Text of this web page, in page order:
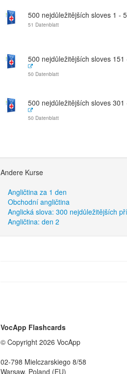
500 nejdůležitějších sloves 1 -
51 Datenblatt
500 nejdůležitějších sloves 151
50 Datenblatt
500 nejdůležitějších sloves 301
50 Datenblatt
Andere Kurse
Angličtina za 1 den
Obchodní angličtina
Anglická slova: 300 nejdůležitějších
Angličtina: den 2
VocApp Flashcards
© Copyright 2026 VocApp
02-798 Mielczarskiego 8/58
Warsaw, Poland (EU)